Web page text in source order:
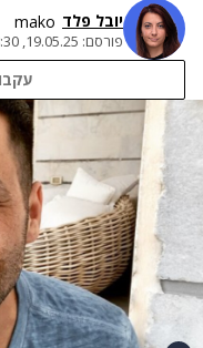
יובל פלד mako
פורסם: 19.05.25, 08:30